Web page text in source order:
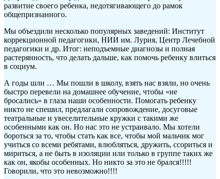
развитие своего ребенка, недотягивающего до рамок
общепризнанного.
Мы объездили несколько популярных заведений: Институт
коррекционной педагогики, НИИ им. Лурия, Центр Лечебной
педагогики и др. Итог: неподъемные диагнозы и полная
растерянность, что делать дальше, как помочь ребенку влиться
в социум.
А годы шли … Мы пошли в школу, взять нас взяли, но очень
быстро перевели на домашнее обучение, чтобы «не
бросались» в глаза наши особенности. Помогать ребенку
никто не спешил, предлагали сопровождение, досуговые
театральные и увеселительные кружки с такими же
особенными как он. Но нас это не устраивало. Мы хотели
бороться за то, чтобы стать как все, чтобы мой мальчик мог
учиться со всеми ребятами, влюбляться, дружить, ссориться и
мириться, а не быть в изоляции или только в группе таких же
как он, якобы особенных. Но никто за это не брался!!!!!
Говорили, что это невозможно!!!!